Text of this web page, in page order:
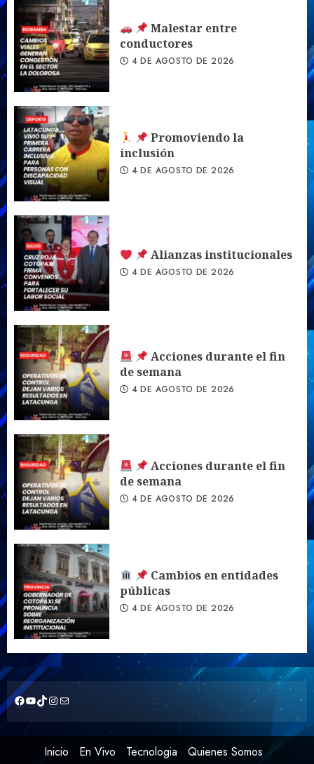
Malestar entre
conductores
4 DE AGOSTO DE 2026
Promoviendo la
inclusión
4 DE AGOSTO DE 2026
Alianzas institucionales
4 DE AGOSTO DE 2026
Acciones durante el fin
de semana
4 DE AGOSTO DE 2026
Acciones durante el fin
de semana
4 DE AGOSTO DE 2026
Cambios en entidades
públicas
4 DE AGOSTO DE 2026
https://www.facebook.com/CuriquingueTVOficial2020/live_videos?locale=es_LA
YouTube
TikTok
Instagram
Correo electrónico
Inicio En Vivo Tecnologia
Quienes Somos